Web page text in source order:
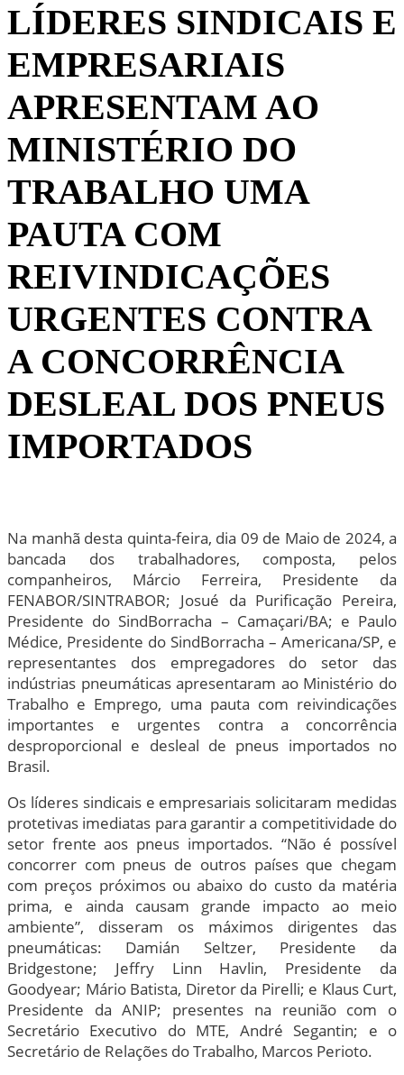
LÍDERES SINDICAIS E
EMPRESARIAIS
APRESENTAM AO
MINISTÉRIO DO
TRABALHO UMA
PAUTA COM
REIVINDICAÇÕES
URGENTES CONTRA
A CONCORRÊNCIA
DESLEAL DOS PNEUS
IMPORTADOS
Na manhã desta quinta-feira, dia 09 de Maio de 2024, a
bancada dos trabalhadores, composta, pelos
companheiros, Márcio Ferreira, Presidente da
FENABOR/SINTRABOR; Josué da Purificação Pereira,
Presidente do SindBorracha – Camaçari/BA; e Paulo
Médice, Presidente do SindBorracha – Americana/SP, e
representantes dos empregadores do setor das
indústrias pneumáticas apresentaram ao Ministério do
Trabalho e Emprego, uma pauta com reivindicações
importantes e urgentes contra a concorrência
desproporcional e desleal de pneus importados no
Brasil.
Os líderes sindicais e empresariais solicitaram medidas
protetivas imediatas para garantir a competitividade do
setor frente aos pneus importados. “Não é possível
concorrer com pneus de outros países que chegam
com preços próximos ou abaixo do custo da matéria
prima, e ainda causam grande impacto ao meio
ambiente”, disseram os máximos dirigentes das
pneumáticas: Damián Seltzer, Presidente da
Bridgestone; Jeffry Linn Havlin, Presidente da
Goodyear; Mário Batista, Diretor da Pirelli; e Klaus Curt,
Presidente da ANIP; presentes na reunião com o
Secretário Executivo do MTE, André Segantin; e o
Secretário de Relações do Trabalho, Marcos Perioto.